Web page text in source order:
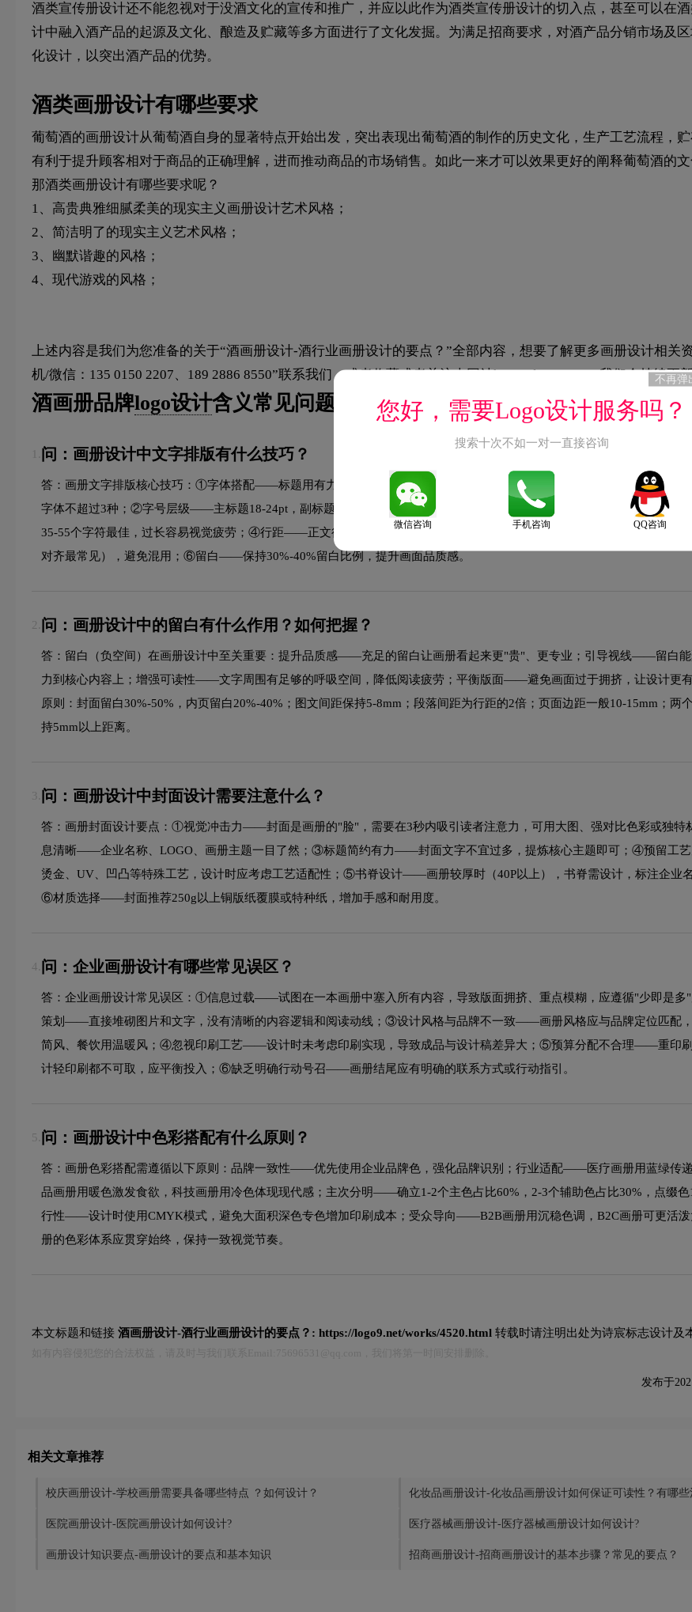
酒类宣传册设计还不能忽视对于没酒文化的宣传和推广，并应以此作为酒类宣传册设计的切入点，甚至可以在
计中融入酒产品的起源及文化、酿造及贮藏等多方面进行了文化发掘。为满足招商要求，对酒产品分销市场及
化设计，以突出酒产品的优势。
酒类画册设计有哪些要求
葡萄酒的画册设计从葡萄酒自身的显著特点开始出发，突出表现出葡萄酒的制作的历史文化，生产工艺流程，贮
有利于提升顾客相对于商品的正确理解，进而推动商品的市场销售。如此一来才可以效果更好的阐释葡萄酒的文
那酒类画册设计有哪些要求呢？
1、高贵典雅细腻柔美的现实主义画册设计艺术风格；
2、简洁明了的现实主义艺术风格；
3、幽默谐趣的风格；
4、现代游戏的风格；
上述内容是我们为您准备的关于“酒画册设计-酒行业画册设计的要点？”全部内容，想要了解更多画册设计相关
机/微信：135 0150 2207、189 2886 8550”联系我们，或者收藏或者关注本网站https://logo9.net，我们会持续更
酒画册品牌logo设计含义常见问题FAQ
问：画册设计中文字排版有什么技巧？
答：画册文字排版核心技巧：①字体搭配——标题用有力量感的字体（如思源黑体），正文用易于阅读的字体（如宋体、细
字体不超过3种；②字号层级——主标题18-24pt，副标题12-16pt，正文9-11pt，说明文字7-8pt，层级清晰增强可读性；③
35-55个字符最佳，过长容易视觉疲劳；④行距——正文行距建议为字号的1.5-2倍，留出呼吸空间；⑤对齐方式——统一使用
对齐最常见），避免混用；⑥留白——保持30%-40%留白比例，提升画面品质感。
2. 问：画册设计中的留白有什么作用？如何把握？
答：留白（负空间）在画册设计中至关重要：提升品质感——充足的留白让画册看起来更"贵"、更专业；引导视线——留白能
力到核心内容上；增强可读性——文字周围有足够的呼吸空间，降低阅读疲劳；平衡版面——避免画面过于拥挤，让设计更
原则：封面留白30%-50%，内页留白20%-40%；图文间距保持5-8mm；段落间距为行距的2倍；页面边距一般10-15mm；两
持5mm以上距离。
3. 问：画册设计中封面设计需要注意什么？
答：画册封面设计要点：①视觉冲击力——封面是画册的"脸"，需要在3秒内吸引读者注意力，可用大图、强对比色彩或独
息清晰——企业名称、LOGO、画册主题一目了然；③标题简约有力——封面文字不宜过多，提炼核心主题即可；④预留工
烫金、UV、凹凸等特殊工艺，设计时应考虑工艺适配性；⑤书脊设计——画册较厚时（40P以上），书脊需设计，标注企业名
⑥材质选择——封面推荐250g以上铜版纸覆膜或特种纸，增加手感和耐用度。
4. 问：企业画册设计有哪些常见误区？
答：企业画册设计常见误区：①信息过载——试图在一本画册中塞入所有内容，导致版面拥挤、重点模糊，应遵循"少即是多
策划——直接堆砌图片和文字，没有清晰的内容逻辑和阅读动线；③设计风格与品牌不一致——画册风格应与品牌定位匹配
简风、餐饮用温暖风；④忽视印刷工艺——设计时未考虑印刷实现，导致成品与设计稿差异大；⑤预算分配不合理——重印
计轻印刷都不可取，应平衡投入；⑥缺乏明确行动号召——画册结尾应有明确的联系方式或行动指引。
5. 问：画册设计中色彩搭配有什么原则？
答：画册色彩搭配需遵循以下原则：品牌一致性——优先使用企业品牌色，强化品牌识别；行业适配——医疗画册用蓝绿传
品画册用暖色激发食欲，科技画册用冷色体现现代感；主次分明——确立1-2个主色占比60%，2-3个辅助色占比30%，点缀色
行性——设计时使用CMYK模式，避免大面积深色专色增加印刷成本；受众导向——B2B画册用沉稳色调，B2C画册可更活泼
册的色彩体系应贯穿始终，保持一致视觉节奏。
本文标题和链接 酒画册设计-酒行业画册设计的要点？: https://logo9.net/works/4520.html 转载时请注明出处为诗宸标志设计及
发布于
相关文章推荐
校庆画册设计-学校画册需要具备哪些特点 ？如何设计？ 化妆品画册设计-化妆品画册设计如何保证可读性？有哪些
医院画册设计-医院画册设计如何设计? 医疗器械画册设计-医疗器械画册设计如何设计?
画册设计知识要点-画册设计的要点和基本知识 招商画册设计-招商画册设计的基本步骤？常见的要点？
不再弹
您好，需要Logo设计服务吗？
搜索十次不如一对一直接咨询
微信咨询 手机咨询 QQ咨询